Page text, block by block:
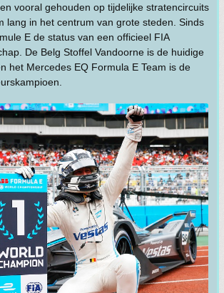
vooral gehouden op tijdelijke stratencircuits
lang in het centrum van grote steden. Sinds
E de status van een officieel FIA
De Belg Stoffel Vandoorne is de huidige
het Mercedes EQ Formula E Team is de